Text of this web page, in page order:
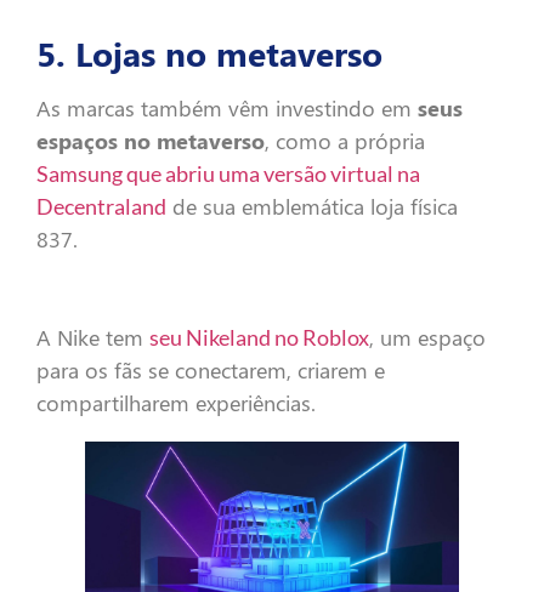
5. Lojas no metaverso
As marcas também vêm investindo em seus
espaços no metaverso, como a própria
Samsung que abriu uma versão virtual na
Decentraland de sua emblemática loja física
837.
A Nike tem seu Nikeland no Roblox, um espaço
para os fãs se conectarem, criarem e
compartilharem experiências.